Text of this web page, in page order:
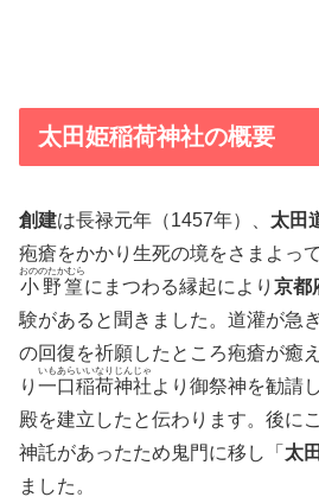
太田姫稲荷神社の概要
創建は長禄元年（1457年）、 太田
疱瘡をかかり生死の境をさまよっ
小野篁
おののたかむら
にまつわる縁起により 京都
験があると聞きました。道灌が急
の回復を祈願したところ疱瘡が癒
り 一口稲荷神社
いもあらいいなりじんじゃ
より御祭神を勧請
殿を建立したと伝わります。後に
神託があったため鬼門に移し「 太
ました。